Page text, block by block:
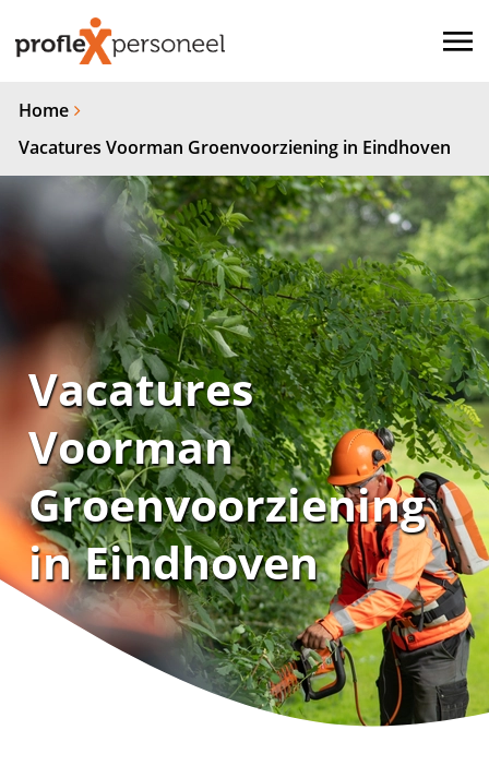
Home
Vacatures Voorman Groenvoorziening in Eindhoven
Vacatures
Voorman
Groenvoorziening
in Eindhoven